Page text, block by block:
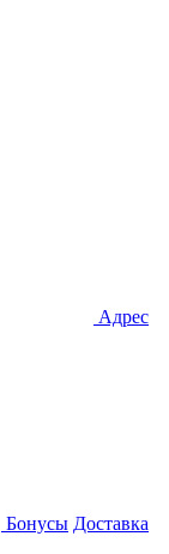
Адрес
Бонусы Доставка